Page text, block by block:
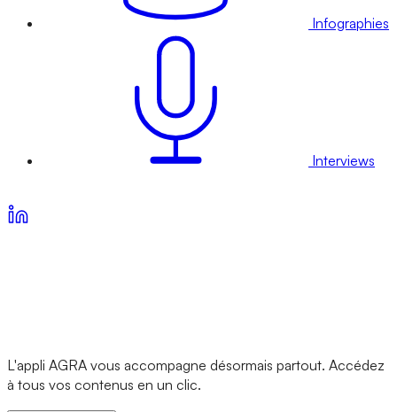
Infographies
Interviews
L'appli AGRA vous accompagne désormais partout. Accédez
à tous vos contenus en un clic.